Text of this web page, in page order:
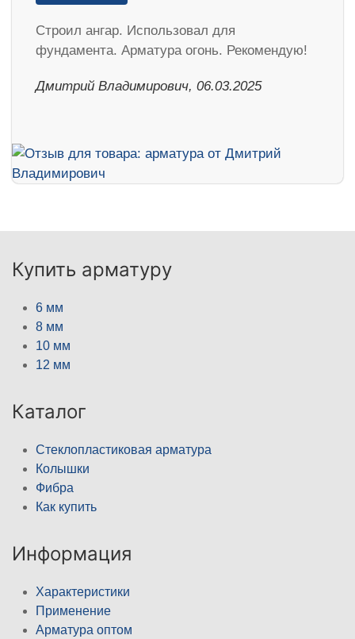
Строил ангар. Использовал для
фундамента. Арматура огонь. Рекомендую!
Дмитрий Владимирович, 06.03.2025
Купить арматуру
6 мм
8 мм
10 мм
12 мм
Каталог
Стеклопластиковая арматура
Колышки
Фибра
Как купить
Информация
Характеристики
Применение
Арматура оптом